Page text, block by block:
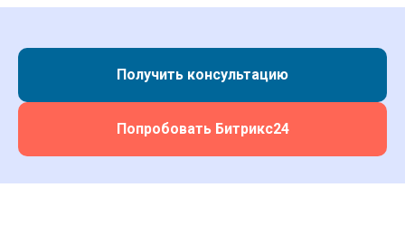
Получить консультацию
Попробовать Битрикс24